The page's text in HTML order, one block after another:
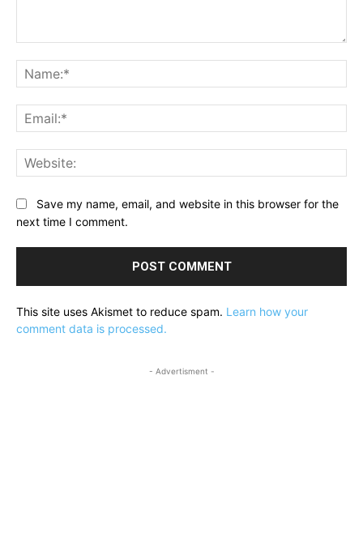
Save my name, email, and website in this browser for the
next time I comment.
This site uses Akismet to reduce spam. Learn how your
comment data is processed.
- Advertisment -